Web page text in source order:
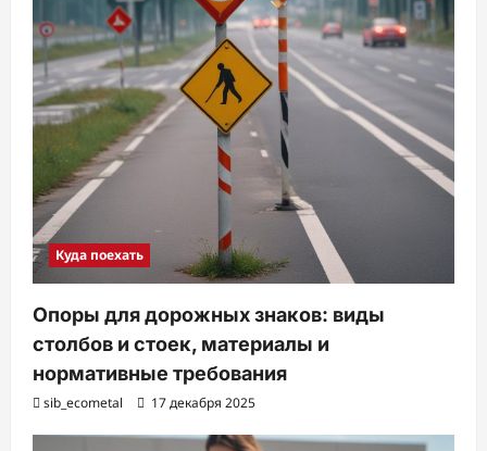
Куда поехать
Опоры для дорожных знаков: виды
столбов и стоек, материалы и
нормативные требования
sib_ecometal 17 декабря 2025